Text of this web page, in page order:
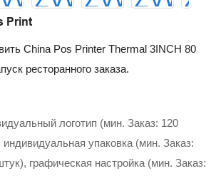
Print
China Pos Printer Thermal 3INCH 80
ресторанного заказа.
логотип (мин. Заказ: 120
индивидуальная упаковка (мин. Заказ:
графическая настройка (мин. Заказ: